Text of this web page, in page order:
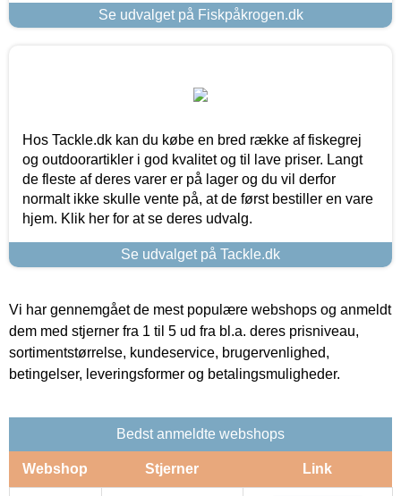
Se udvalget på Fiskpåkrogen.dk
Hos Tackle.dk kan du købe en bred række af fiskegrej
og outdoorartikler i god kvalitet og til lave priser. Langt
de fleste af deres varer er på lager og du vil derfor
normalt ikke skulle vente på, at de først bestiller en vare
hjem. Klik her for at se deres udvalg.
Se udvalget på Tackle.dk
Vi har gennemgået de mest populære webshops og anmeldt
dem med stjerner fra 1 til 5 ud fra bl.a. deres prisniveau,
sortimentstørrelse, kundeservice, brugervenlighed,
betingelser, leveringsformer og betalingsmuligheder.
Bedst anmeldte webshops
Webshop Stjerner Link